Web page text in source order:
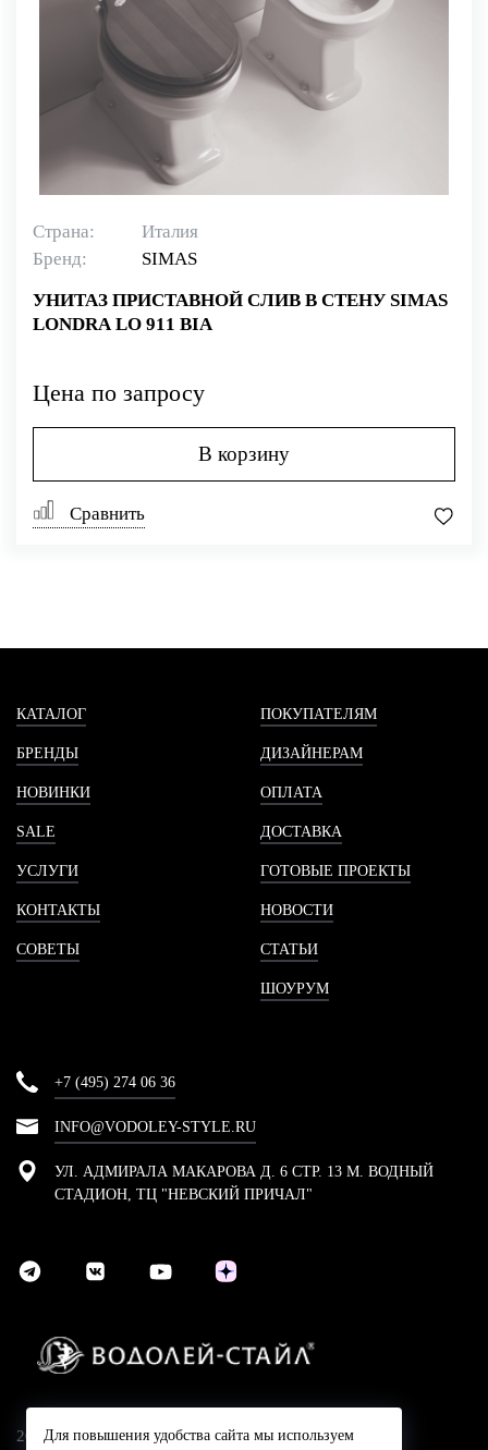
Страна:
Италия
Бренд:
SIMAS
УНИТАЗ ПРИСТАВНОЙ СЛИВ В СТЕНУ SIMAS
LONDRA LO 911 BIA
Цена по запросу
В корзину
Сравнить
КАТАЛОГ
БРЕНДЫ
НОВИНКИ
SALE
УСЛУГИ
КОНТАКТЫ
СОВЕТЫ
ПОКУПАТЕЛЯМ
ДИЗАЙНЕРАМ
ОПЛАТА
ДОСТАВКА
ГОТОВЫЕ ПРОЕКТЫ
НОВОСТИ
СТАТЬИ
ШОУРУМ
+7 (495) 274 06 36
INFO@VODOLEY-STYLE.RU
УЛ. АДМИРАЛА МАКАРОВА Д. 6 СТР. 13 М. ВОДНЫЙ
СТАДИОН, ТЦ "НЕВСКИЙ ПРИЧАЛ"
2024 © Компания Водолей-Cтайл
Для повышения удобства сайта мы используем